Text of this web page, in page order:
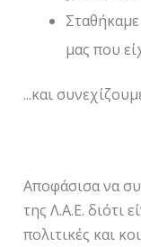
μας που
…και
Αποφάσισα να
της Λ.Α.Ε. διότι
πολιτικές και